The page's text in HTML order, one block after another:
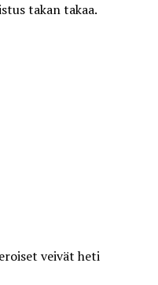
takan takaa.
veivät heti